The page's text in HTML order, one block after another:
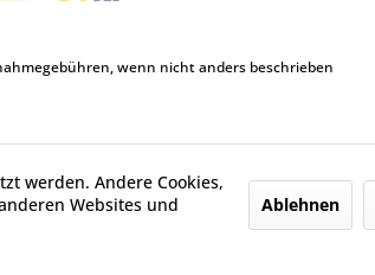
wenn nicht anders beschrieben
werden. Andere Cookies,
Websites und
Ablehnen